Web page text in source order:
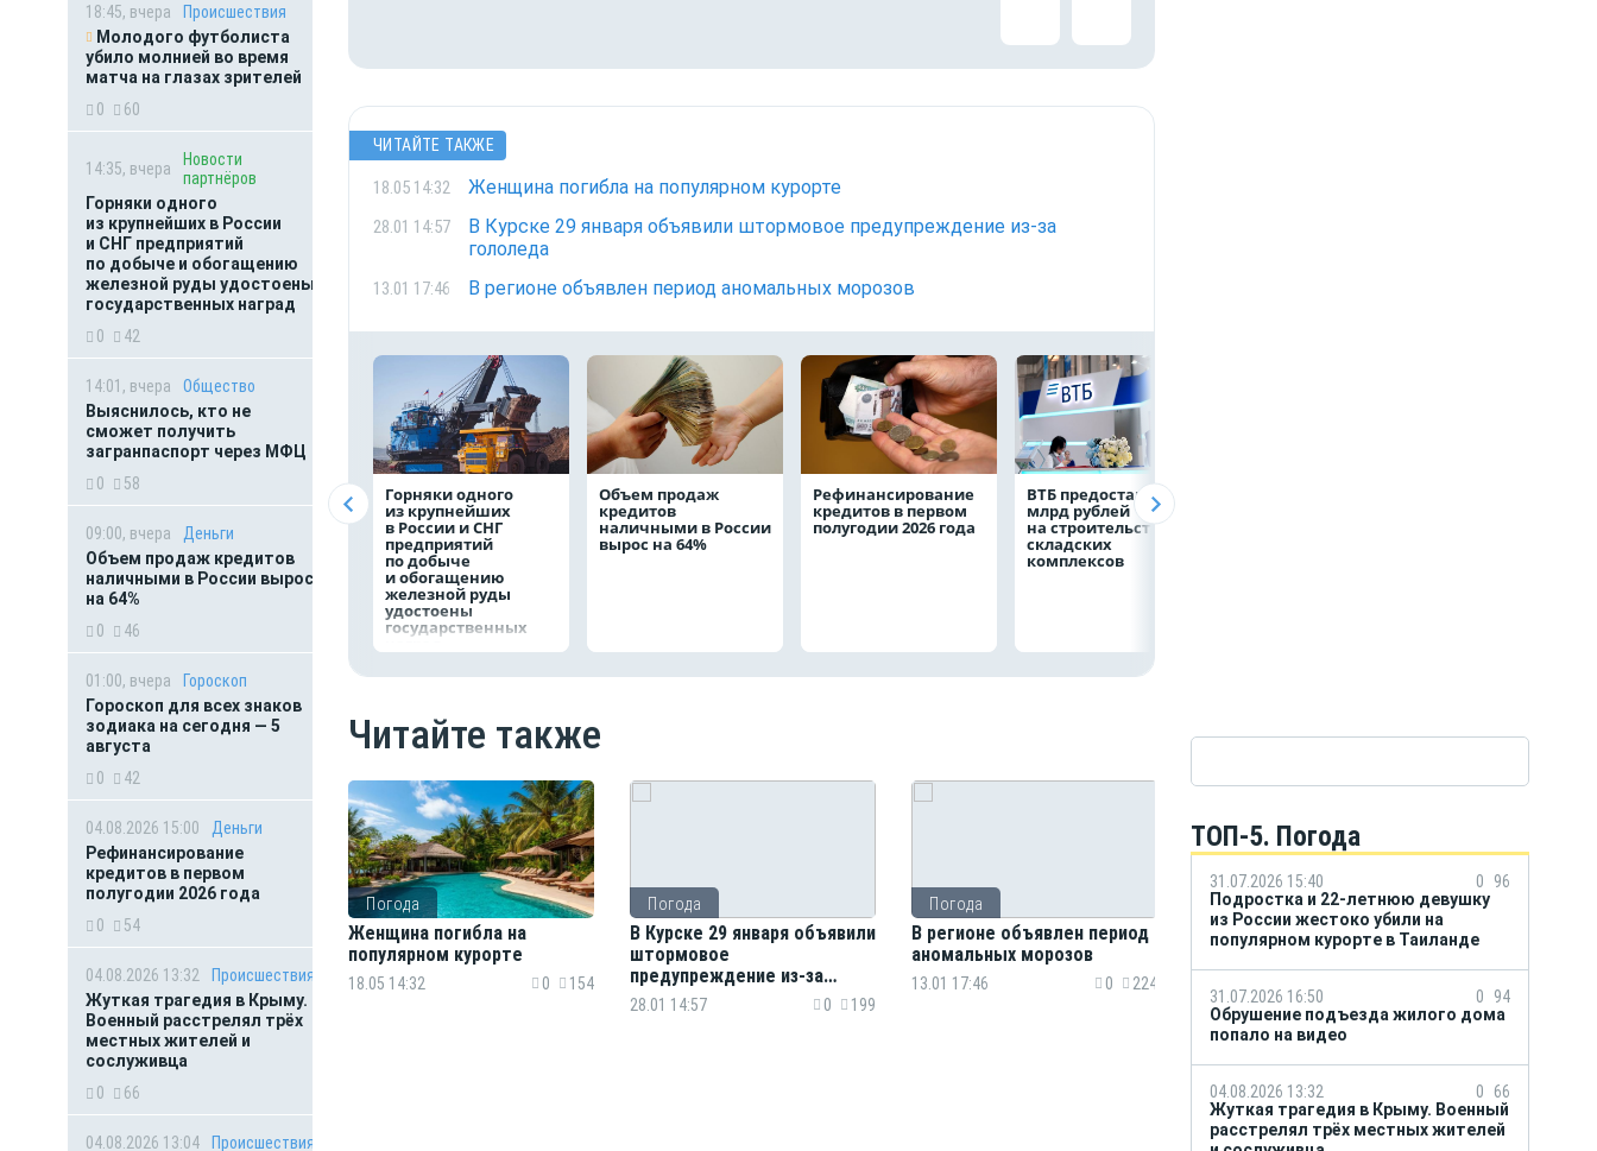
18:45, вчера
Происшествия
Молодого футболиста
убило молнией во время
матча на глазах зрителей
0
60
14:35, вчера
Новости
партнёров
Горняки одного
из крупнейших в России
и СНГ предприятий
по добыче и обогащению
железной руды удостоены
государственных наград
0
42
14:01, вчера
Общество
Выяснилось, кто не
сможет получить
загранпаспорт через МФЦ
0
58
09:00, вчера
Деньги
Объем продаж кредитов
наличными в России вырос
на 64%
0
46
01:00, вчера
Гороскоп
Гороскоп для всех знаков
зодиака на сегодня — 5
августа
0
42
04.08.2026 15:00
Деньги
Рефинансирование
кредитов в первом
полугодии 2026 года
0
54
04.08.2026 13:32
Происшествия
Жуткая трагедия в Крыму.
Военный расстрелял трёх
местных жителей и
сослуживца
0
66
04.08.2026 13:04
Происшествия
ЧИТАЙТЕ ТАКЖЕ
18.05 14:32 Женщина погибла на популярном курорте
28.01 14:57
В Курске 29 января объявили штормовое предупреждение из-за
гололеда
13.01 17:46 В регионе объявлен период аномальных морозов
Горняки одного
из крупнейших
в России и СНГ
предприятий
по добыче
и обогащению
железной руды
удостоены
государственных
наград
Объем продаж
кредитов
наличными в России
вырос на 64%
Рефинансирование
кредитов в первом
полугодии 2026 года
ВТБ предоставит 4,9
млрд рублей
на строительство
складских
комплексов
Читайте также
Погода
Женщина погибла на
популярном курорте
18.05 14:32 0 154
Погода
В Курске 29 января объявили
штормовое
предупреждение из-за
гололеда
28.01 14:57 0 199
Погода
В регионе объявлен период
аномальных морозов
13.01 17:46 0 224
ТОП-5. Погода
31.07.2026 15:40 0
96
Подростка и 22-летнюю девушку
из России жестоко убили на
популярном курорте в Таиланде
31.07.2026 16:50 0
94
Обрушение подъезда жилого дома
попало на видео
04.08.2026 13:32 0
66
Жуткая трагедия в Крыму. Военный
расстрелял трёх местных жителей